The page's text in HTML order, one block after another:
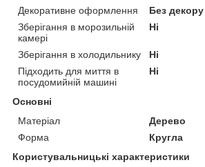
Декоративне оформлення
Без декору
Зберігання в морозильній
камері
Ні
Зберігання в холодильнику
Ні
Підходить для миття в
посудомийній машині
Ні
Основні
Матеріал
Дерево
Форма
Кругла
Користувальницькі характеристики